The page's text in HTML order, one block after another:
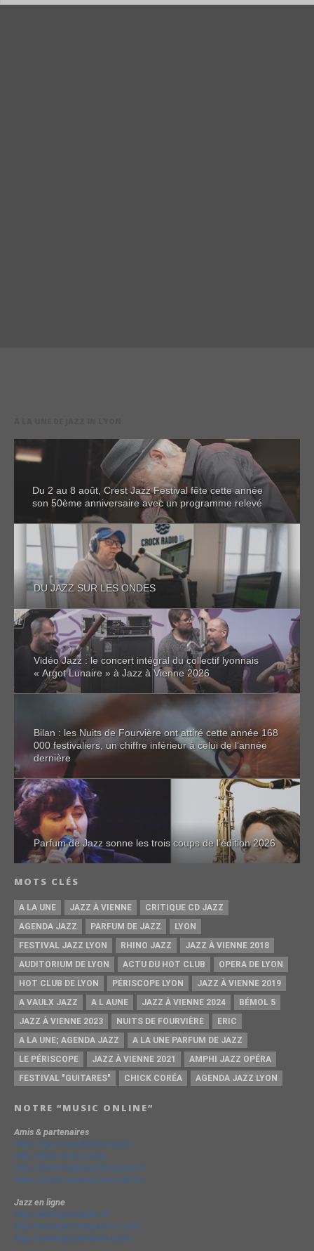
Du 2 au 8 août, Crest Jazz Festival fête cette année
son 50ème anniversaire avec un programme relevé
DU JAZZ SUR LES ONDES
Vidéo Jazz : le concert intégral du collectif lyonnais
« Argot Lunaire » à Jazz à Vienne 2026
Bilan : les Nuits de Fourvière ont attiré cette année 168
000 festivaliers, un chiffre inférieur à celui de l’année
dernière
Parfum de Jazz sonne les trois coups de l’édition 2026
MOTS CLÉS
A LA UNE JAZZ À VIENNE
CRITIQUE CD JAZZ
AGENDA JAZZ
PARFUM DE JAZZ
LYON
FESTIVAL JAZZ LYON
RHINO JAZZ
JAZZ À VIENNE 2018
AUDITORIUM DE LYON
ACTU DU HOT CLUB
OPERA DE LYON
HOT CLUB DE LYON
PÉRISCOPE LYON
JAZZ À VIENNE 2019
A VAULX JAZZ
A L AUNE JAZZ À VIENNE 2024
BÉMOL 5
JAZZ À VIENNE 2023
NUITS DE FOURVIÈRE
ERIC
A LA UNE; AGENDA JAZZ
A LA UNE PARFUM DE JAZZ
LE PÉRISCOPE
JAZZ À VIENNE 2021
AMPHI JAZZ OPÉRA
FESTIVAL "GUITARES"
CHICK CORÉA AGENDA JAZZ LYON
NOTRE “MUSIC ONLINE”
Amis & partenaires
https://groovesidestory.com/
http://lyon-music.com/
http://chrischarpenel.blogspot.fr
https://www.yvesdorison.net/q-r
Jazz en ligne
http://www.jazzradio.fr/
http://www.jazzmagazine.com/
http://www.jazzavienne.com/